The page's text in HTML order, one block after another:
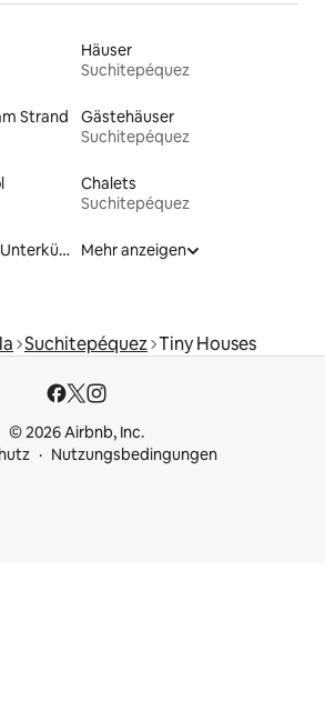
Häuser
Suchitepéquez
Strand
Gästehäuser
Suchitepéquez
Chalets
Suchitepéquez
Haustierfreundliche Unterkünfte
Mehr anzeigen
Suchitepéquez Tiny Houses
© 2026 Airbnb, Inc.
Nutzungsbedingungen